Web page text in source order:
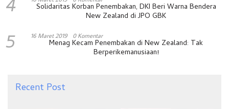
4 Solidaritas Korban Penembakan, DKI Beri Warna Bendera
New Zealand di JPO GBK
5 16 Maret 2019 0 Komentar
Menag Kecam Penembakan di New Zealand: Tak
Berperikemanusiaan!
Recent Post